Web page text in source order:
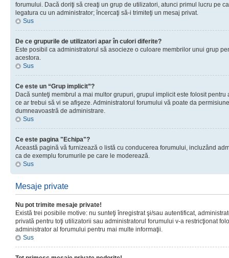
forumului. Dacă doriţi să creaţi un grup de utilizatori, atunci primul lucru pe
legatura cu un administrator; încercaţi să-i trimiteţi un mesaj privat.
Sus
De ce grupurile de utilizatori apar în culori diferite?
Este posibil ca administratorul să asocieze o culoare membrilor unui grup
acestora.
Sus
Ce este un “Grup implicit”?
Dacă sunteţi membrul a mai multor grupuri, grupul implicit este folosit
ce ar trebui să vi se afişeze. Administratorul forumului vă poate da
dumneavoastră de administrare.
Sus
Ce este pagina "Echipa"?
Această pagină vă furnizează o listă cu conducerea forumului, incluzând
ca de exemplu forumurile pe care le moderează.
Sus
Mesaje private
Nu pot trimite mesaje private!
Există trei posibile motive: nu sunteţi înregistrat şi/sau autentificat,
privată pentru toţi utilizatorii sau administratorul forumului v-a restricţionat
administrator al forumului pentru mai multe informaţii.
Sus